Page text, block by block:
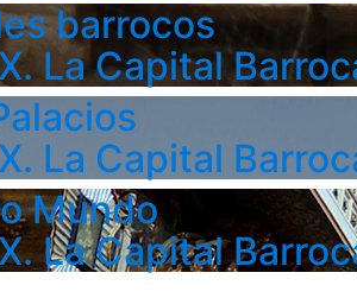
barrocos
La Capital
La Capital
Mundo
La Capital